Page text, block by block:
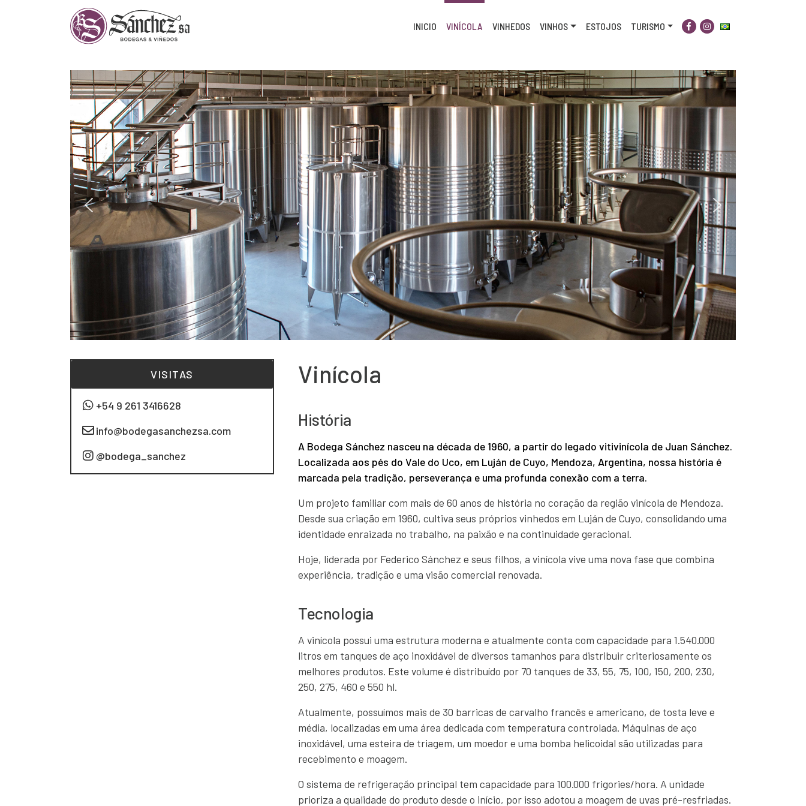
INICIO VINÍCOLA VINHEDOS VINHOS ESTOJOS TURISMO
VISITAS
+54 9 261 3416628
info@bodegasanchezsa.com
@bodega_sanchez
Vinícola
História
A Bodega Sánchez nasceu na década de 1960, a partir do legado vitivinícola de Juan Sánchez.
Localizada aos pés do Vale do Uco, em Luján de Cuyo, Mendoza, Argentina, nossa história é
marcada pela tradição, perseverança e uma profunda conexão com a terra.
Um projeto familiar com mais de 60 anos de história no coração da região vinícola de Mendoza.
Desde sua criação em 1960, cultiva seus próprios vinhedos em Luján de Cuyo, consolidando uma
identidade enraizada no trabalho, na paixão e na continuidade geracional.
Hoje, liderada por Federico Sánchez e seus filhos, a vinícola vive uma nova fase que combina
experiência, tradição e uma visão comercial renovada.
Tecnologia
A vinícola possui uma estrutura moderna e atualmente conta com capacidade para 1.540.000
litros em tanques de aço inoxidável de diversos tamanhos para distribuir criteriosamente os
melhores produtos. Este volume é distribuído por 70 tanques de 33, 55, 75, 100, 150, 200, 230,
250, 275, 460 e 550 hl.
Atualmente, possuímos mais de 30 barricas de carvalho francês e americano, de tosta leve e
média, localizadas em uma área dedicada com temperatura controlada. Máquinas de aço
inoxidável, uma esteira de triagem, um moedor e uma bomba helicoidal são utilizadas para
recebimento e moagem.
O sistema de refrigeração principal tem capacidade para 100.000 frigories/hora. A unidade
prioriza a qualidade do produto desde o início, por isso adotou a moagem de uvas pré-resfriadas.